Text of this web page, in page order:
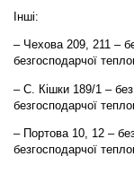
Інші:
– Чехова 209, 211 –
безгосподарчої
– С. Кішки 189/1 –
безгосподарчої
– Портова 10, 12 –
безгосподарчої